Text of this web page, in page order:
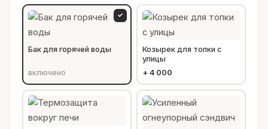
Бак для горячей воды
включено
✓
Козырек для топки с
улицы
+ 4 000